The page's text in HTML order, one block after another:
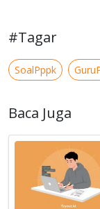
#Tagar
SoalPppk
Baca Juga